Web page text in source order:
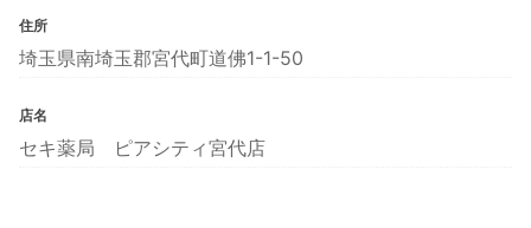
住所
埼玉県南埼玉郡宮代町道佛1-1-50
店名
セキ薬局 ピアシティ宮代店